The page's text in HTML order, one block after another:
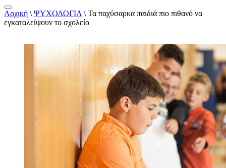
Αλεξάνδρα Καππάτου Ψυχολόγος –
Παιδοψυχολόγος
Αρχική \ ΨΥΧΟΛΟΓΙΑ \ Τα παχύσαρκα παιδιά πιο πιθανό να
εγκαταλείψουν το σχολείο